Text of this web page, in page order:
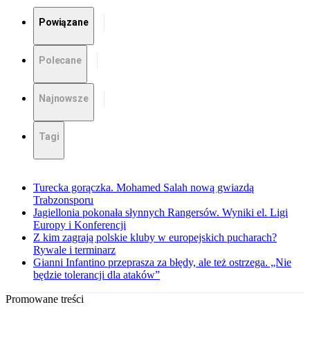
Powiązane
Polecane
Najnowsze
Tagi
Turecka gorączka. Mohamed Salah nową gwiazdą
Trabzonsporu
Jagiellonia pokonała słynnych Rangersów. Wyniki el. Ligi
Europy i Konferencji
Z kim zagrają polskie kluby w europejskich pucharach?
Rywale i terminarz
Gianni Infantino przeprasza za błędy, ale też ostrzega. „Nie
będzie tolerancji dla ataków”
Promowane treści